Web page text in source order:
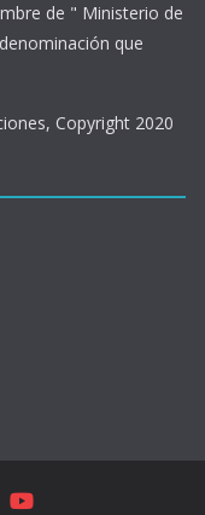
de " Ministerio de
que
Copyright 2020